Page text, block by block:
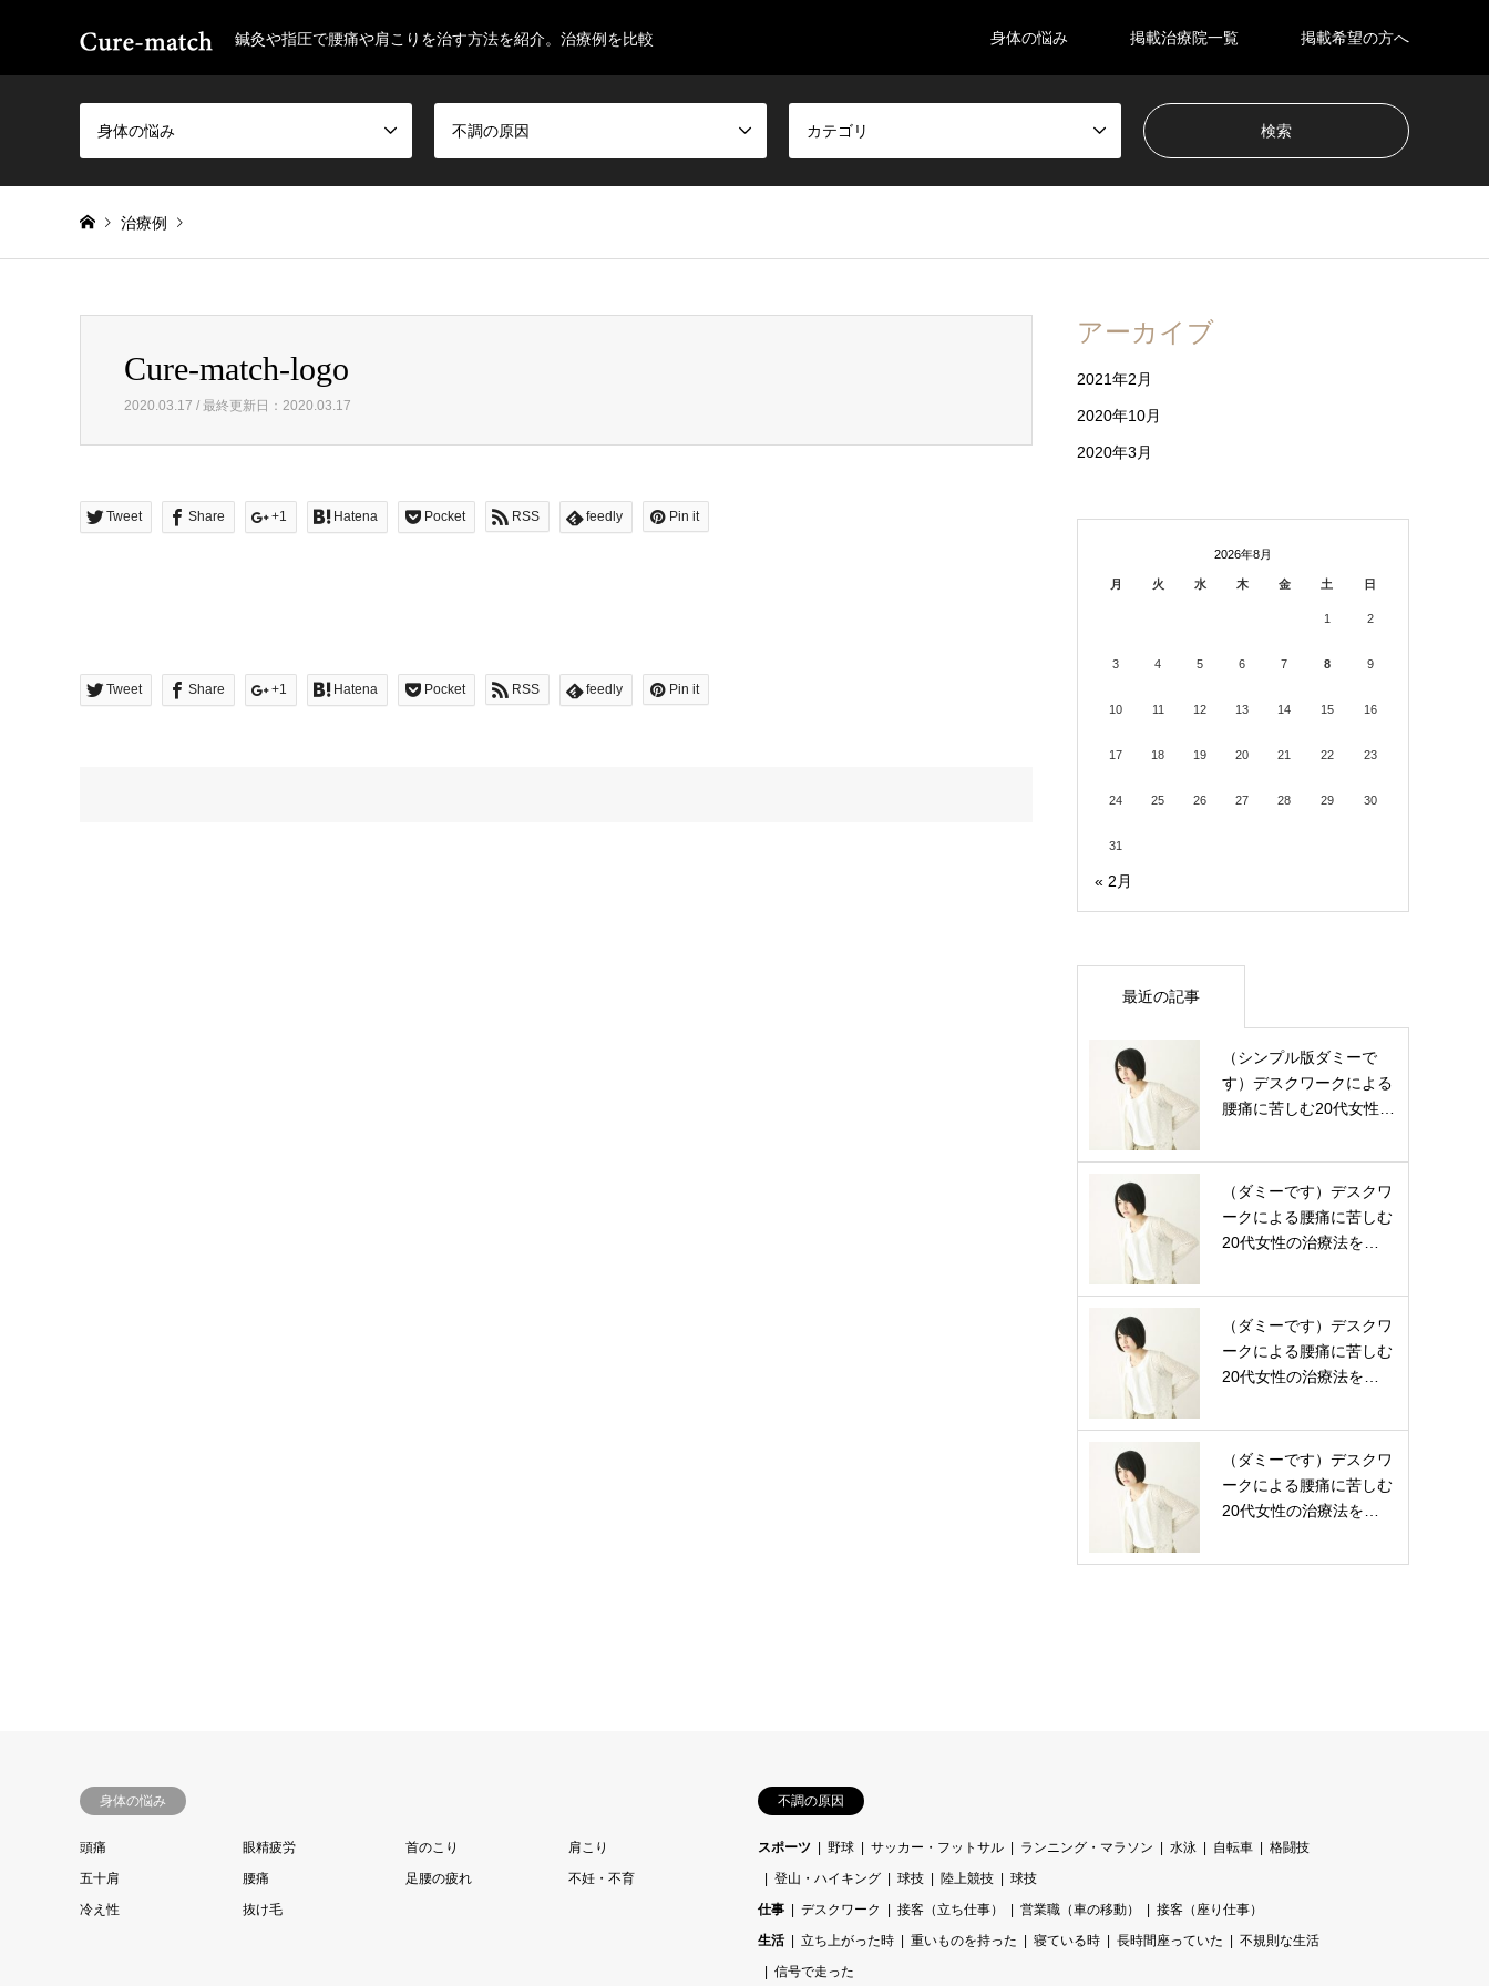
鍼灸や指圧で腰痛や肩こりを治す方法を紹介。治療例を比較 身体の悩み 掲載治療院一覧 掲載希望の方へ
身体の悩み 不調の原因 カテゴリ
治療例
Cure-match-logo
Cure-match-logo
2020.03.17 / 最終更新日：2020.03.17
Tweet Share +1 Hatena Pocket RSS feedly Pin it
Tweet Share +1 Hatena Pocket RSS feedly Pin it
アーカイブ
2021年2月
2020年10月
2020年3月
2026年8月
月 火 水 木 金 土 日
1 2
3 4 5 6 7 8 9
10 11 12 13 14 15 16
17 18 19 20 21 22 23
24 25 26 27 28 29 30
31
« 2月
最近の記事
（シンプル版ダミーで
す）デスクワークによる
腰痛に苦しむ20代女性…
（ダミーです）デスクワ
ークによる腰痛に苦しむ
20代女性の治療法を…
（ダミーです）デスクワ
ークによる腰痛に苦しむ
20代女性の治療法を…
（ダミーです）デスクワ
ークによる腰痛に苦しむ
20代女性の治療法を…
身体の悩み
頭痛 眼精疲労 首のこり
肩こり
五十肩
腰痛 足腰の疲れ
不妊・不育
冷え性
抜け毛
不調の原因
スポーツ 野球 サッカー・フットサル ランニング・マラソン 水泳 自転車
格闘技
登山・ハイキング
球技 陸上競技
球技
仕事
デスクワーク 接客（立ち仕事） 営業職（車の移動）
接客（座り仕事）
生活
立ち上がった時 重いものを持った 寝ている時 長時間座っていた
不規則な生活
信号で走った